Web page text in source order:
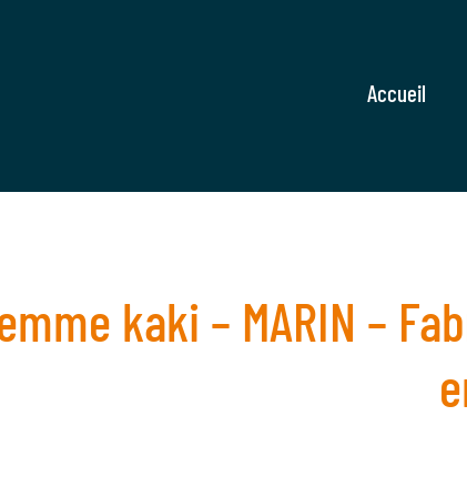
Accueil
kaki – MARIN –